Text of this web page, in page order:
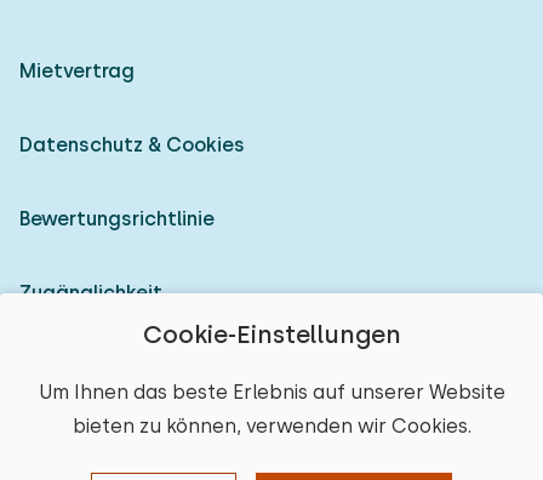
Cookie-Einstellungen
Um Ihnen das beste Erlebnis auf unserer Website
bieten zu können, verwenden wir Cookies.
Mietvertrag
Datenschutz & Cookies
Bewertungsrichtlinie
Zugänglichkeit
© 2026 Heerlijke Huisjes (eingetragene Marke)